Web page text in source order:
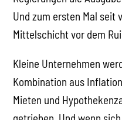
Anstieg der
Nachfrage führen, was
Die Krise, mit der die
zu tief, die
kapitalistischer Basis